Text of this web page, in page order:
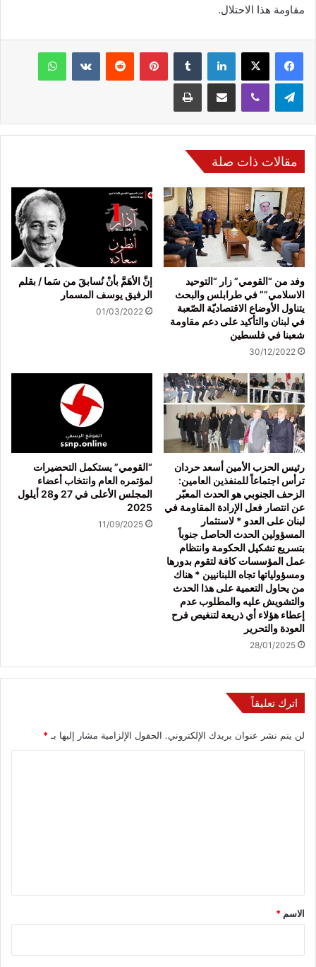
مقاومة هذا الاحتلال.
فيسبوك لينكدإن بينتيريست
مقالات ذات صلة
وفد من “القومي” زار “التوحيد
الاسلامي”” في طرابلس والبحث
يتناول الأوضاع الاقتصاديّة الصّعبة
في لبنان والتأكيد على دعم مقاومة
شعبنا في فلسطين
30/12/2022
إنَّ الأهَمَّ بأنْ نُسابقَ من سَما / بقلم
الرفيق يوسف المسمار
01/03/2022
رئيس الحزب الأمين أسعد حردان
ترأس اجتماعاً للمنفذين العامين:
الزحف الجنوبي هو الحدث المعبّر
عن انتصار فعل الإرادة المقاومة في
لبنان على العدو * لاستثمار
المسؤولين الحدث الحاصل جنوباً
بتسريع تشكيل الحكومة وانتظام
عمل المؤسسات كافة لتقوم بدورها
ومسؤولياتها تجاه اللبنانيين * هناك
من يحاول التعمية على هذا الحدث
والتشويش عليه والمطلوب عدم
إعطاء هؤلاء أي ذريعة لتنغيص فرح
العودة والتحرير
28/01/2025
“القومي” يستكمل التحضيرات
لمؤتمره العام وانتخاب أعضاء
المجلس الأعلى في 27 و28 أيلول
2025
11/09/2025
اترك تعليقاً
لن يتم نشر عنوان بريدك الإلكتروني. الحقول الإلزامية مشار إليها بـ *
*
الاسم *